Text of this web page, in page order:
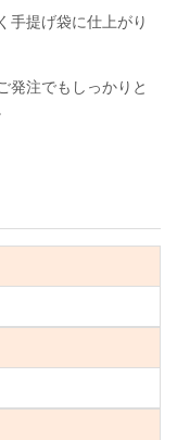
手提げ袋に仕上がり
発注でもしっかりと